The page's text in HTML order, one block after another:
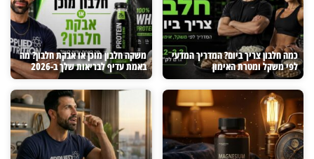
כמה חלבון צריך ביום? המדריך המדעי
לפי משקל ומטרת האימון
משקה חלבון מוכן או אבקת חלבון? מה
באמת עדיף לבריאות שלך ב-2026